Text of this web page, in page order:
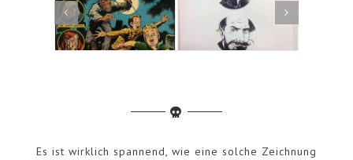
Es ist wirklich spannend, wie eine solche Zeichnung